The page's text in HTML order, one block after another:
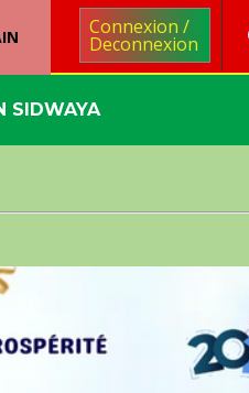
Connexion /
Deconnexion
SIDWAYA